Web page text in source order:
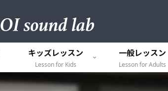
キッズレッスン
Lesson for Kids
一般レッスン
Lesson for Adults